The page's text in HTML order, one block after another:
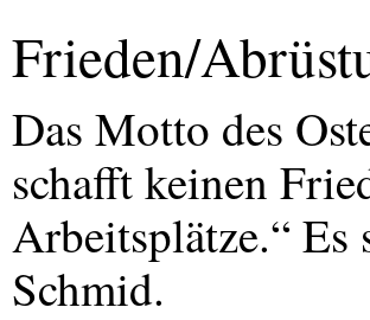
Frieden/
Das Motto des
schafft keinen
Arbeitsplätze.“ Es
Schmid.